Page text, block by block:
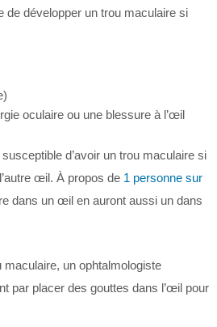
de développer un trou maculaire si
oculaire ou une blessure à l’œil
d’avoir un trou maculaire si
œil. À propos de 1 personne sur
dans un œil en auront aussi un dans
maculaire, un ophtalmologiste
par placer des gouttes dans l’œil pour